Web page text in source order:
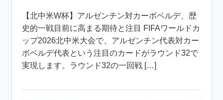
【北中米W杯】アルゼンチン対カーボベルデ、歴
史的一戦目前に高まる期待と注目 FIFAワールドカ
ップ2026北中米大会で、アルゼンチン代表対カー
ボベルデ代表という注目のカードがラウンド32で
実現します。ラウンド32の一回戦 […]